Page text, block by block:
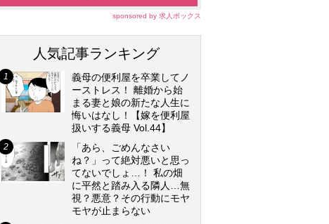
sponsored by 求人ボックス
人気記事ランキング
義母の便利屋を卒業してノ
ーストレス！ 離婚から始
まる妻と娘の新たな人生に
悔いはなし！【嫁を便利屋
扱いする義母 Vol.44】
「あら、ごめんなさい
ね？」って絶対悪いと思っ
てないでしょ…！ 私の畑
に平然と踏み入る隣人…無
視？悪意？その行動にモヤ
モヤが止まらない